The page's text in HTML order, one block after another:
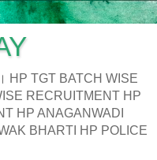
HP TGT BATCH WISE
RECRUITMENT HP
HP ANAGANWADI
BHARTI HP POLICE